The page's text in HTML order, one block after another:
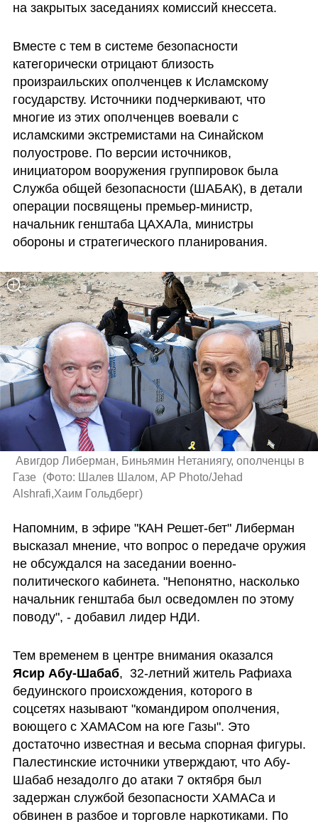
на закрытых заседаниях комиссий кнессета.
Вместе с тем в системе безопасности
категорически отрицают близость
произраильских ополченцев к Исламскому
государству. Источники подчеркивают, что
многие из этих ополченцев воевали с
исламскими экстремистами на Синайском
полуострове. По версии источников,
инициатором вооружения группировок была
Служба общей безопасности (ШАБАК), в детали
операции посвящены премьер-министр,
начальник генштаба ЦАХАЛа, министры
обороны и стратегического планирования.
Газе
(Фото: Шалев Шалом, AP Photo/Jehad
Alshrafi,Хаим Гольдберг)
Напомним, в эфире "КАН Решет-бет" Либерман
высказал мнение, что вопрос о передаче оружия
не обсуждался на заседании военно-
политического кабинета. "Непонятно, насколько
начальник генштаба был осведомлен по этому
поводу", - добавил лидер НДИ.
Ясир Абу-Шабаб,  32-летний житель Рафиаха
бедуинского происхождения, которого в
соцсетях называют "командиром ополчения,
воющего с ХАМАСом на юге Газы". Это
достаточно известная и весьма спорная фигуры.
Палестинские источники утверждают, что Абу-
Шабаб незадолго до атаки 7 октября был
задержан службой безопасности ХАМАСа и
обвинен в разбое и торговле наркотиками. По